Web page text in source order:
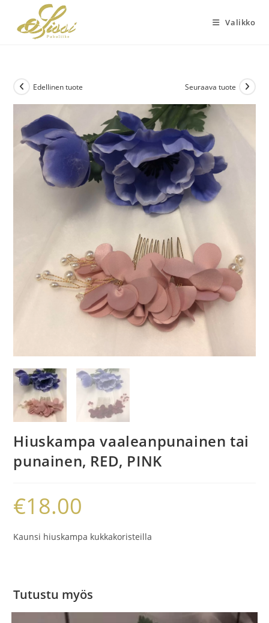
suoraan
sisältöön
Valikko
Edellinen tuote Seuraava tuote
Hiuskampa vaaleanpunainen tai
punainen, RED, PINK
€18.00
Kaunsi hiuskampa kukkakoristeilla
Tutustu myös